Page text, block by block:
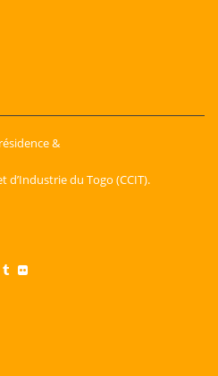
&
d’Industrie du Togo (CCIT).